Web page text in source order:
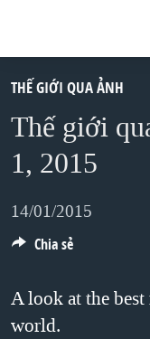
dẫn
truy
cập
Tới
dung
chính
điều
hướng
TRANG CHỦ
VIỆT NAM
HOA KỲ
DIỄN ĐÀN
MỤC
THẾ GIỚI QUA ẢNH
Thế giới
1, 2015
14/01/2015
A look at the
world.
Chia sẻ